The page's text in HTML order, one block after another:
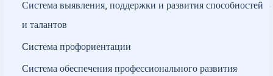
Система выявления, поддержки и развития способностей
и талантов
Система профориентации
Система обеспечения профессионального развития